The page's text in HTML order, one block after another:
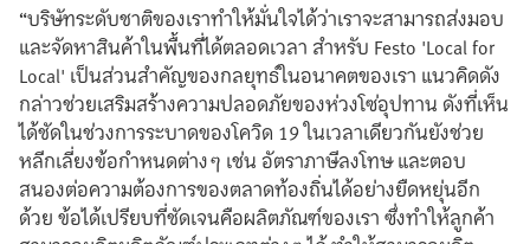
“บริษัทระดับชาติของเราทำให้มั่นใจได้ว่าเราจะสามารถส่งมอบ
และจัดหาสินค้าในพื้นที่ได้ตลอดเวลา สำหรับ Festo 'Local for
Local' เป็นส่วนสำคัญของกลยุทธ์ในอนาคตของเรา แนวคิดดัง
กล่าวช่วยเสริมสร้างความปลอดภัยของห่วงโซ่อุปทาน ดังที่เห็น
ได้ชัดในช่วงการระบาดของโควิด 19 ในเวลาเดียวกันยังช่วย
หลีกเลี่ยงข้อกำหนดต่างๆ เช่น อัตราภาษีลงโทษ และตอบ
สนองต่อความต้องการของตลาดท้องถิ่นได้อย่างยืดหยุ่นอีก
ด้วย ข้อได้เปรียบที่ชัดเจนคือผลิตภัณฑ์ของเรา ซึ่งทำให้ลูกค้า